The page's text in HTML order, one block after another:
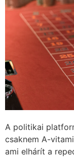
A politikai
csaknem A-
ami elhárít a